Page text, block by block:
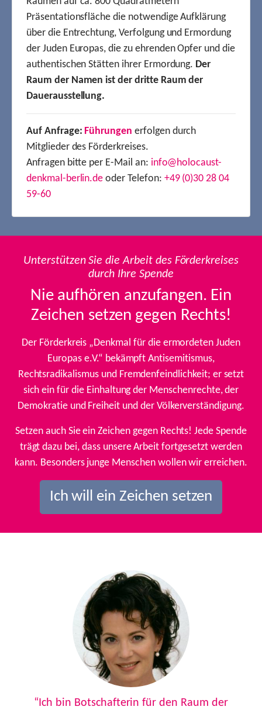
Präsentationsfläche die notwendige Aufklärung
über die Entrechtung, Verfolgung und Ermordung
der Juden Europas, die zu ehrenden Opfer und die
authentischen Stätten ihrer Ermordung. Der
Raum der Namen ist der dritte Raum der
Dauerausstellung.
Auf Anfrage: Führungen erfolgen durch
Mitglieder des Förderkreises.
Anfragen bitte per E-Mail an: info@holocaust-
denkmal-berlin.de oder Telefon: +49 (0)30 28 04
59-60
Unterstützen Sie die Arbeit des Förderkreises
durch Ihre Spende
Nie aufhören anzufangen. Ein
Zeichen setzen gegen Rechts!
Der Förderkreis „Denkmal für die ermordeten Juden
Europas e.V.“ bekämpft Antisemitismus,
Rechtsradikalismus und Fremdenfeindlichkeit; er setzt
sich ein für die Einhaltung der Menschenrechte, der
Demokratie und Freiheit und der Völkerverständigung.
Setzen auch Sie ein Zeichen gegen Rechts! Jede Spende
trägt dazu bei, dass unsere Arbeit fortgesetzt werden
kann. Besonders junge Menschen wollen wir erreichen.
Ich will ein Zeichen setzen
“Ich bin Botschafterin für den Raum der